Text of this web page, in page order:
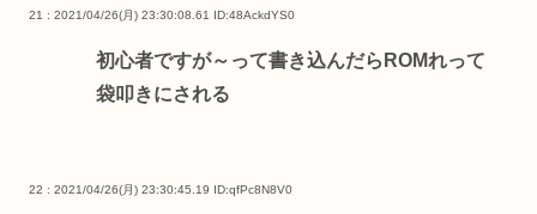
21 : 2021/04/26(月) 23:30:08.61 ID:48AckdYS0
初心者ですが～って書き込んだらROMれって
袋叩きにされる
22 : 2021/04/26(月) 23:30:45.19 ID:qfPc8N8V0